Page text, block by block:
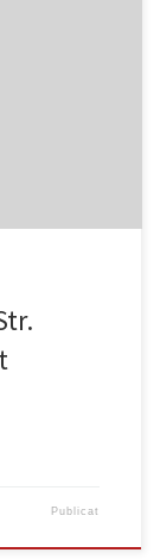
Publicat